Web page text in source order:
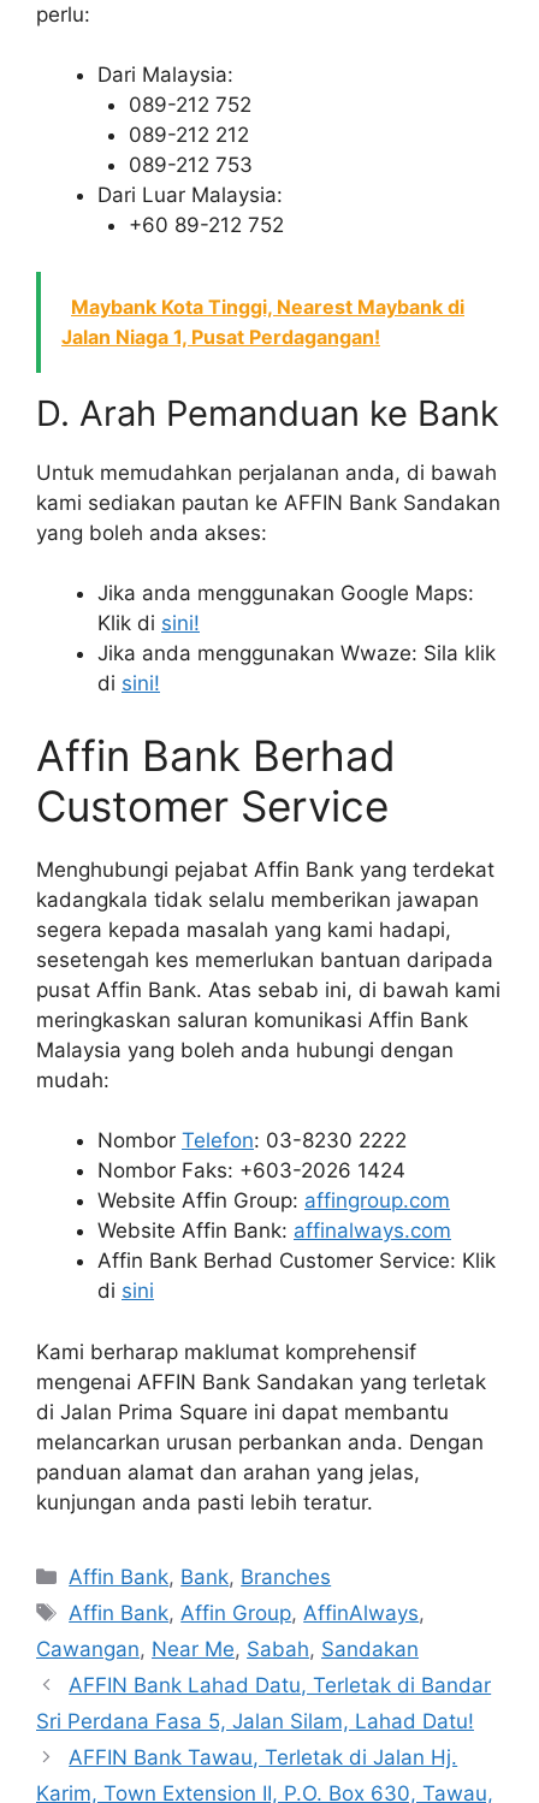
perlu:
Dari Malaysia:
089-212 752
089-212 212
089-212 753
Dari Luar Malaysia:
+60 89-212 752
Maybank Kota Tinggi, Nearest Maybank di
Jalan Niaga 1, Pusat Perdagangan!
D. Arah Pemanduan ke Bank
Untuk memudahkan perjalanan anda, di bawah
kami sediakan pautan ke AFFIN Bank Sandakan
yang boleh anda akses:
Jika anda menggunakan Google Maps:
Klik di sini!
Jika anda menggunakan Wwaze: Sila klik
di sini!
Affin Bank Berhad
Customer Service
Menghubungi pejabat Affin Bank yang terdekat
kadangkala tidak selalu memberikan jawapan
segera kepada masalah yang kami hadapi,
sesetengah kes memerlukan bantuan daripada
pusat Affin Bank. Atas sebab ini, di bawah kami
meringkaskan saluran komunikasi Affin Bank
Malaysia yang boleh anda hubungi dengan
mudah:
Nombor Telefon: 03-8230 2222
Nombor Faks: +603-2026 1424
Website Affin Group: affingroup.com
Website Affin Bank: affinalways.com
Affin Bank Berhad Customer Service: Klik
di sini
Kami berharap maklumat komprehensif
mengenai AFFIN Bank Sandakan yang terletak
di Jalan Prima Square ini dapat membantu
melancarkan urusan perbankan anda. Dengan
panduan alamat dan arahan yang jelas,
kunjungan anda pasti lebih teratur.
Categories
Affin Bank, Bank, Branches
Tags
Affin Bank, Affin Group, AffinAlways,
Cawangan, Near Me, Sabah, Sandakan
AFFIN Bank Lahad Datu, Terletak di Bandar
Sri Perdana Fasa 5, Jalan Silam, Lahad Datu!
AFFIN Bank Tawau, Terletak di Jalan Hj.
Karim, Town Extension II, P.O. Box 630, Tawau,